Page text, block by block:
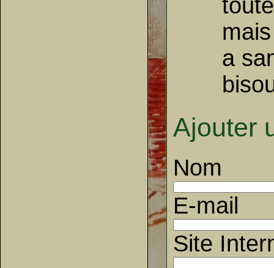
a
Ajouter
Nom
E-mail
Site